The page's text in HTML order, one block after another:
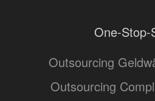
One-Stop-
Outsourcing
Outsourcing